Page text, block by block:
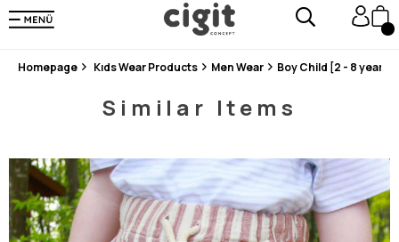
En Uygun Fiyat Garantisi !
300₺ ve Üzeri Alışverişlerde Kargo Ücretsiz !
Homepage Kıds Wear Products Men Wear Boy Child [2 - 8 years]
Similar Items